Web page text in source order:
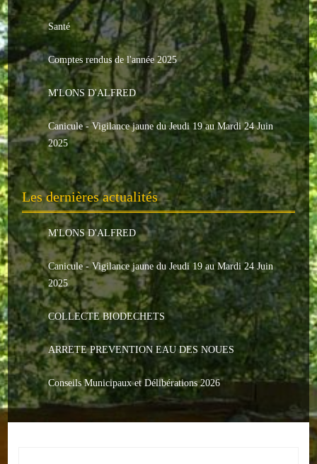
Agence postale
Le conseil municipal
Les élus
Les commissions
Les comptes rendus
Le personnel communal
L'Echo de Nuaillé
Tarifs et locations
Galeries photos
INDISPENSABLES
Nouveaux arrivants
Le PACS
Voter
Santé
Comptes rendus de l'année 2025
M'LONS D'ALFRED
Canicule - Vigilance jaune du Jeudi 19 au Mardi 24 Juin
2025
Les dernières actualités
M'LONS D'ALFRED
Canicule - Vigilance jaune du Jeudi 19 au Mardi 24 Juin
2025
COLLECTE BIODECHETS
ARRETE PREVENTION EAU DES NOUES
Conseils Municipaux et Délibérations 2026